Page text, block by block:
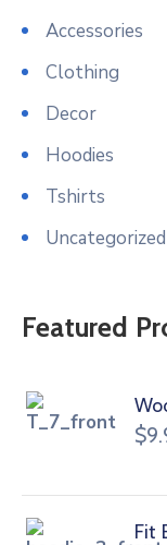
Accessories
Clothing
Decor
Hoodies
Tshirts
Uncategorized
Featured
$
Fit